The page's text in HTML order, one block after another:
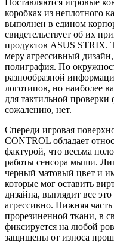
коробках из неплотного
выполнен в едином
свидетельствует об их
продуктов ASUS STRIX.
меру агрессивный
полиграфия. По
разнообразной
логотипов, но наиболее
для тактильной проверки
сожалению, нет.
Спереди игровая
CONTROL обладает
фактурой, что весьма
работы сенсора мыши.
черный матовый цвет и
которые мог оставить
дизайна, выглядит все
агрессивно. Нижняя
прорезиненной ткани, в
фиксируется на любой
защищены от износа